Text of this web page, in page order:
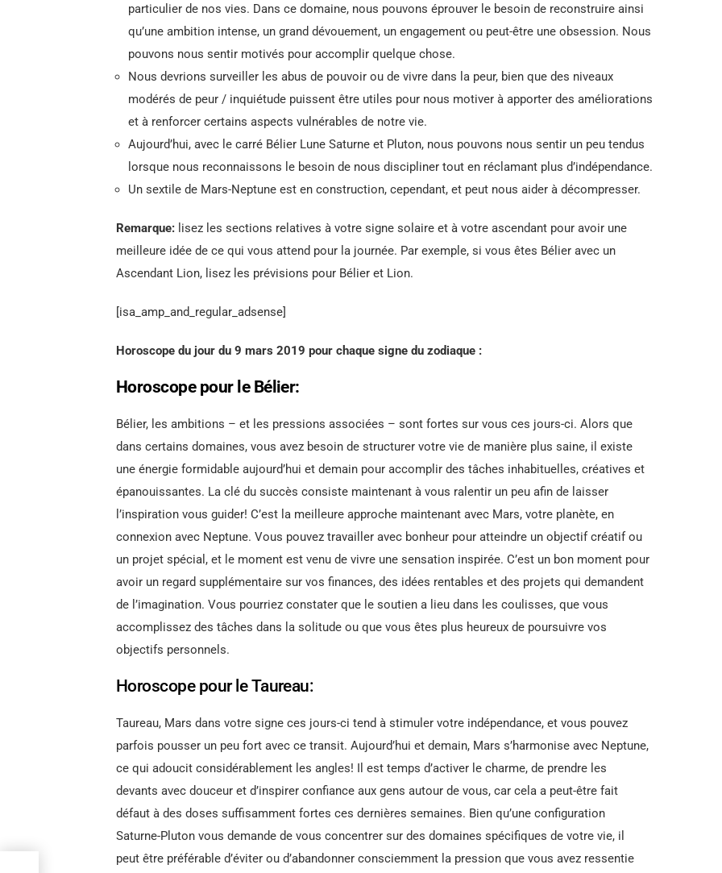
particulier de nos vies. Dans ce domaine, nous pouvons éprouver le besoin de reconstruire ainsi
qu’une ambition intense, un grand dévouement, un engagement ou peut-être une obsession. Nous
pouvons nous sentir motivés pour accomplir quelque chose.
Nous devrions surveiller les abus de pouvoir ou de vivre dans la peur, bien que des niveaux
modérés de peur / inquiétude puissent être utiles pour nous motiver à apporter des améliorations
et à renforcer certains aspects vulnérables de notre vie.
Aujourd’hui, avec le carré Bélier Lune Saturne et Pluton, nous pouvons nous sentir un peu tendus
lorsque nous reconnaissons le besoin de nous discipliner tout en réclamant plus d’indépendance.
Un sextile de Mars-Neptune est en construction, cependant, et peut nous aider à décompresser.
Remarque: lisez les sections relatives à votre signe solaire et à votre ascendant pour avoir une
meilleure idée de ce qui vous attend pour la journée. Par exemple, si vous êtes Bélier avec un
Ascendant Lion, lisez les prévisions pour Bélier et Lion.
[isa_amp_and_regular_adsense]
Horoscope du jour du 9 mars 2019 pour chaque signe du zodiaque :
Horoscope pour le Bélier:
Bélier, les ambitions – et les pressions associées – sont fortes sur vous ces jours-ci. Alors que
dans certains domaines, vous avez besoin de structurer votre vie de manière plus saine, il existe
une énergie formidable aujourd’hui et demain pour accomplir des tâches inhabituelles, créatives et
épanouissantes. La clé du succès consiste maintenant à vous ralentir un peu afin de laisser
l’inspiration vous guider! C’est la meilleure approche maintenant avec Mars, votre planète, en
connexion avec Neptune. Vous pouvez travailler avec bonheur pour atteindre un objectif créatif ou
un projet spécial, et le moment est venu de vivre une sensation inspirée. C’est un bon moment pour
avoir un regard supplémentaire sur vos finances, des idées rentables et des projets qui demandent
de l’imagination. Vous pourriez constater que le soutien a lieu dans les coulisses, que vous
accomplissez des tâches dans la solitude ou que vous êtes plus heureux de poursuivre vos
objectifs personnels.
Horoscope pour le Taureau:
Taureau, Mars dans votre signe ces jours-ci tend à stimuler votre indépendance, et vous pouvez
parfois pousser un peu fort avec ce transit. Aujourd’hui et demain, Mars s’harmonise avec Neptune,
ce qui adoucit considérablement les angles! Il est temps d’activer le charme, de prendre les
devants avec douceur et d’inspirer confiance aux gens autour de vous, car cela a peut-être fait
défaut à des doses suffisamment fortes ces dernières semaines. Bien qu’une configuration
Saturne-Pluton vous demande de vous concentrer sur des domaines spécifiques de votre vie, il
peut être préférable d’éviter ou d’abandonner consciemment la pression que vous avez ressentie